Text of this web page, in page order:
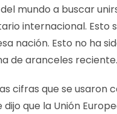
mundo a buscar
internacional. Esto
nación. Esto no ha
de aranceles reciente.
cifras que se usaron
que la Unión